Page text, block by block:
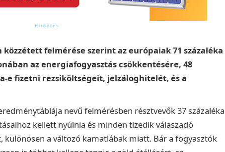
felmérése szerint az európaiak 71 százaléka
az energiafogyasztás csökkentésére, 48
e fizetni rezsiköltségeit, jelzáloghitelét, és a
nevű felmérésben résztvevők 37 százaléka
kellett nyúlnia és minden tizedik válaszadó
különösen a változó kamatlábak miatt. Bár a fogyasztók